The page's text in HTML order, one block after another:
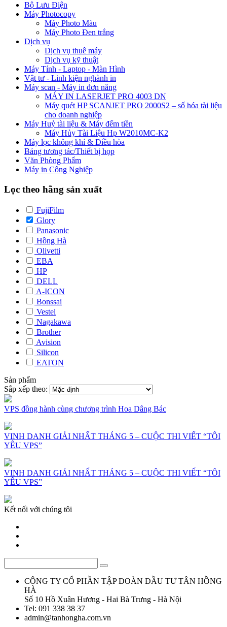
Bộ Lưu Điện
Máy Photocopy
Máy Photo Màu
Máy Photo Đen trắng
Dịch vụ
Dịch vụ thuê máy
Dịch vụ kỹ thuật
Máy Tính - Laptop - Màn Hình
Vật tư - Linh kiện nghành in
Máy scan - Máy in đơn năng
MÁY IN LASERJET PRO 4003 DN
Máy quét HP SCANJET PRO 2000S2 – số hóa tài liệu
cho doanh nghiệp
Máy Huỷ tài liệu & Máy đếm tiền
Máy Hủy Tài Liệu Hp W2010MC-K2
Máy lọc không khí & Điều hòa
Bảng tương tác/Thiết bị họp
Văn Phòng Phẩm
Máy in Công Nghiệp
Lọc theo hãng sản xuất
FujiFilm
Glory
Panasonic
Hồng Hà
Olivetti
EBA
HP
DELL
A-ICON
Bonssai
Vestel
Nagakawa
Brother
Avision
Silicon
EATON
Sản phẩm
Sắp xếp theo:
VPS đồng hành cùng chương trình Hoa Dâng Bác
VINH DANH GIẢI NHẤT THÁNG 5 – CUỘC THI VIẾT “TÔI
YÊU VPS”
VINH DANH GIẢI NHẤT THÁNG 5 – CUỘC THI VIẾT “TÔI
YÊU VPS”
Kết nối với chúng tôi
CÔNG TY CỔ PHẦN TẬP ĐOÀN ĐẦU TƯ TÂN HỒNG
HÀ
Số 10 Hồ Xuân Hương - Hai Bà Trưng - Hà Nội
Tel: 091 338 38 37
admin@tanhongha.com.vn